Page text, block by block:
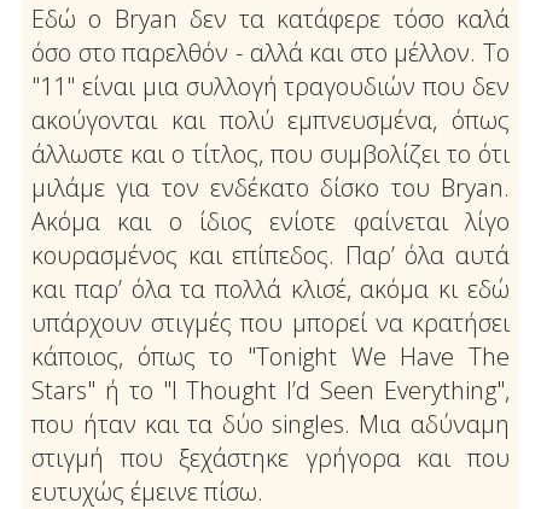
Εδώ ο Bryan δεν τα κατάφερε τόσο καλά
όσο στο παρελθόν - αλλά και στο μέλλον. Το
"11" είναι μια συλλογή τραγουδιών που δεν
ακούγονται και πολύ εμπνευσμένα, όπως
άλλωστε και ο τίτλος, που συμβολίζει το ότι
μιλάμε για τον ενδέκατο δίσκο του Bryan.
Ακόμα και ο ίδιος ενίοτε φαίνεται λίγο
κουρασμένος και επίπεδος. Παρ’ όλα αυτά
και παρ’ όλα τα πολλά κλισέ, ακόμα κι εδώ
υπάρχουν στιγμές που μπορεί να κρατήσει
κάποιος, όπως το "Tonight We Have The
Stars" ή το "I Thought I’d Seen Everything",
που ήταν και τα δύο singles. Μια αδύναμη
στιγμή που ξεχάστηκε γρήγορα και που
ευτυχώς έμεινε πίσω.